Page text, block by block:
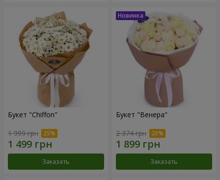
Букет "Chiffon"
1 999 грн
Заказать
Букет "Венера"
2 374 грн
Заказать